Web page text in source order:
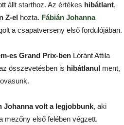
állt starthoz. Az értékes hibátlant,
Z-el hozta. Fábián Johanna
a csapatverseny első fordulójában.
es Grand Prix-ben Lóránt Attila
összevetésben is hibátlanul ment,
Johanna volt a legjobbunk, aki
mezőny első felében végzett.